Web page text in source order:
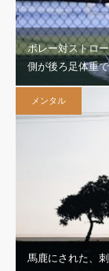
ボレー対ストロ
側が後ろ足体重
メンタル
馬鹿にされた、